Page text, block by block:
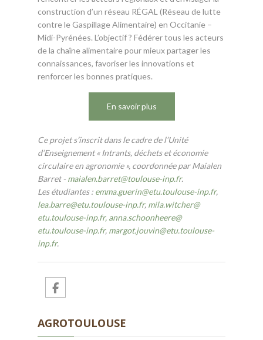
construction d’un réseau RÉGAL (Réseau de lutte
contre le Gaspillage Alimentaire) en Occitanie –
Midi-Pyrénées. L’objectif ? Fédérer tous les acteurs
de la chaîne alimentaire pour mieux partager les
connaissances, favoriser les innovations et
renforcer les bonnes pratiques.
En savoir plus
Ce projet s’inscrit dans le cadre de l’Unité
d’Enseignement « Intrants, déchets et économie
circulaire en agronomie », coordonnée par Maialen
Barret - maialen.barret@toulouse-inp.fr.
Les étudiantes : emma.guerin@etu.toulouse-inp.fr,
lea.barre@etu.toulouse-inp.fr, mila.witcher@
etu.toulouse-inp.fr, anna.schoonheere@
etu.toulouse-inp.fr, margot.jouvin@etu.toulouse-
inp.fr.
AGROTOULOUSE